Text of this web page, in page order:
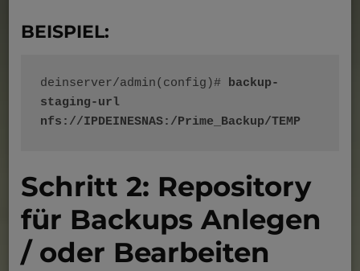
BEISPIEL:
deinserver/admin(config)# backup-
staging-url
nfs://IPDEINESNAS:/Prime_Backup/TEMP
Schritt 2: Repository
für Backups Anlegen
/ oder Bearbeiten